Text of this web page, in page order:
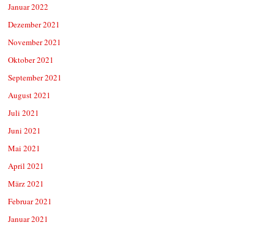
Januar 2022
Dezember 2021
November 2021
Oktober 2021
September 2021
August 2021
Juli 2021
Juni 2021
Mai 2021
April 2021
März 2021
Februar 2021
Januar 2021